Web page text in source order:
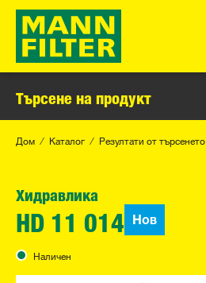
Търсене на продукт
Дом Каталог Резултати от търсенето
Хидравлика
HD 11 014 Нов
Наличен